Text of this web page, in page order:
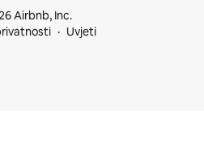
Airbnb, Inc.
Uvjeti